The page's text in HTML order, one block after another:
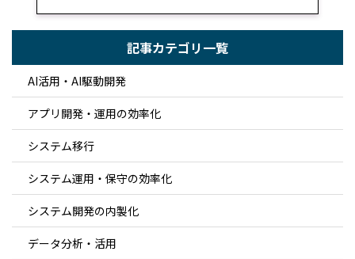
記事カテゴリ一覧
AI活用・AI駆動開発
アプリ開発・運用の効率化
システム移行
システム運用・保守の効率化
システム開発の内製化
データ分析・活用